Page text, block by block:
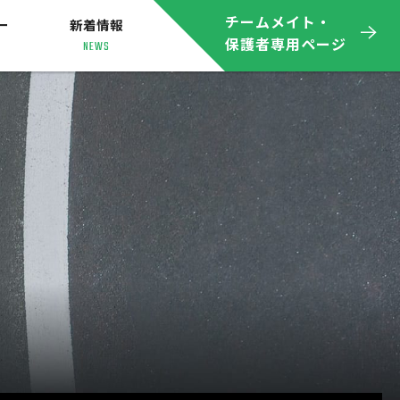
新着情報
NEWS
チームメイト・
保護者専用ページ